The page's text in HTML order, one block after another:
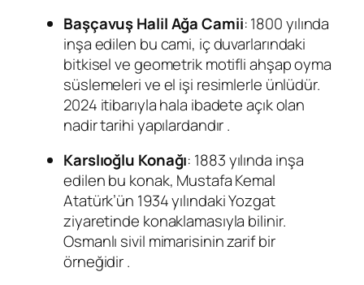
Başçavuş Halil Ağa Camii: 1800 yılında
inşa edilen bu cami, iç duvarlarındaki
bitkisel ve geometrik motifli ahşap oyma
süslemeleri ve el işi resimlerle ünlüdür.
2024 itibarıyla hala ibadete açık olan
nadir tarihi yapılardandır.
Karslıoğlu Konağı: 1883 yılında inşa
edilen bu konak, Mustafa Kemal
Atatürk’ün 1934 yılındaki Yozgat
ziyaretinde konaklamasıyla bilinir.
Osmanlı sivil mimarisinin zarif bir
örneğidir.